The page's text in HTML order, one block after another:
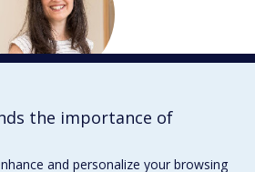
et médecine d'urgence
the importance of
and personalize your browsing